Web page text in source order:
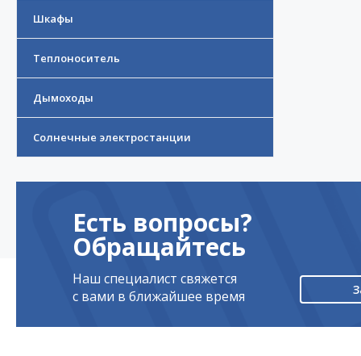
Шкафы
Теплоноситель
Дымоходы
Солнечные электростанции
Есть вопросы?
Обращайтесь
Наш специалист свяжется
с вами в ближайшее время